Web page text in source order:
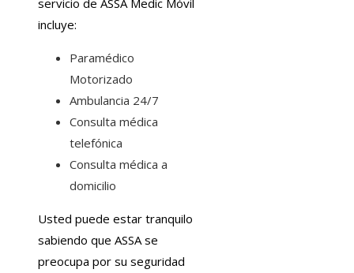
incluye:
Paramédico
Motorizado
Ambulancia 24/7
Consulta médica
telefónica
Consulta médica a
domicilio
Usted puede estar tranquilo
sabiendo que ASSA se
preocupa por su seguridad